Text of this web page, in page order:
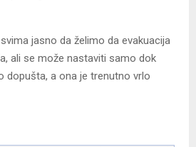
jasno da želimo da evakuacija
ali se može nastaviti samo dok
dopušta, a ona je trenutno vrlo